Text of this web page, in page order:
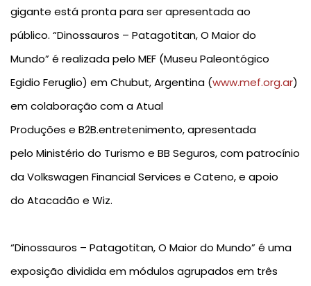
gigante está pronta para ser apresentada ao
público. “Dinossauros – Patagotitan, O Maior do
Mundo”é realizada pelo MEF (Museu Paleontógico
Egidio Feruglio) em Chubut, Argentina (www.mef.org.ar)
em colaboração com aAtual
Produções e B2B.entretenimento, apresentada
pelo Ministério do Turismo e BB Seguros, com patrocínio
daVolkswagen Financial Services e Cateno,e apoio
do Atacadão e Wiz.
“Dinossauros – Patagotitan, O Maior do Mundo”é uma
exposição dividida em módulos agrupados em três